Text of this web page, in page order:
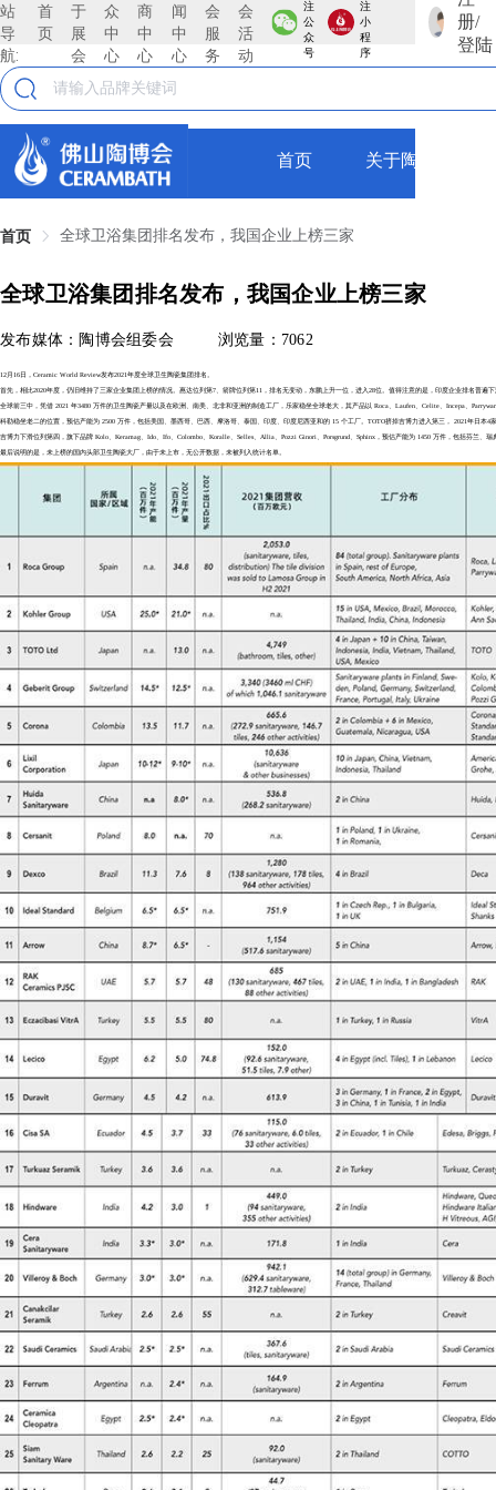
站
导
航:
首
页
于
展
会
众
中
心
商
中
心
闻
中
心
会
服
务
会
活
动
注
公
众
号
注
小
程
序
册/
登陆
首页 关于陶博会
首页 全球卫浴集团排名发布，我国企业上榜三家
全球卫浴集团排名发布，我国企业上榜三家
发布媒体：陶博会组委会 浏览量：7062
12月16日，Ceramic World Review发布2021年度全球卫生陶瓷集团排名。
首先，相比2020年度，仍旧维持了三家企业集团上榜的情况。惠达位列第7、箭牌位列第11，排名无变动，东鹏上升一位，进入28位。值得注意的是，印度企业排名普遍
全球前三中，凭借 2021 年3480 万件的卫生陶瓷产量以及在欧洲、南美、北非和亚洲的制造工厂，乐家稳坐全球老大，其产品以 Roca、Laufen、Celite、Incepa、
科勒稳坐老二的位置，预估产能为 2500 万件，包括美国、墨西哥、巴西、摩洛哥、泰国、印度、印度尼西亚和的 15 个工厂。TOTO挤掉吉博力进入第三， 2021年日
吉博力下滑位列第四，旗下品牌 Kolo、Keramag、Ido、Ifo、Colombo、Koralle、Selles、Allia、Pozzi Ginori、Porsgrund、Sphinx，预估产能为 1450 万件，包括芬兰、
最后说明的是，未上榜的国内头部卫生陶瓷大厂，由于未上市，无公开数据，未被列入统计名单。